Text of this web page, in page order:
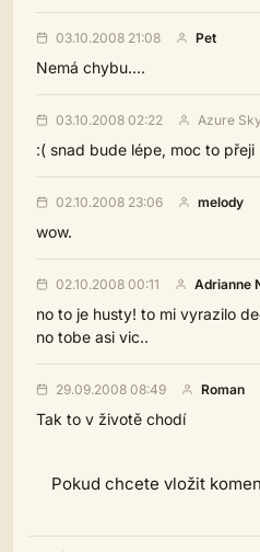
03.10.2008 21:08 Pet
Nemá chybu....
03.10.2008 02:22 Azure Sky
:( snad bude lépe, moc to přeji
02.10.2008 23:06 melody
wow.
02.10.2008 00:11 Adrianne
no to je husty! to mi vyrazilo
no tobe asi vic..
29.09.2008 08:49 Roman
Tak to v životě chodí
Pokud chcete vložit